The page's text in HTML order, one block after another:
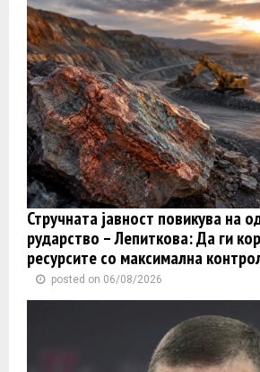
Стручната јавност повикува на
рударство – Лепиткова: Да ги
ресурсите со максимална
posted on 06/08/2026